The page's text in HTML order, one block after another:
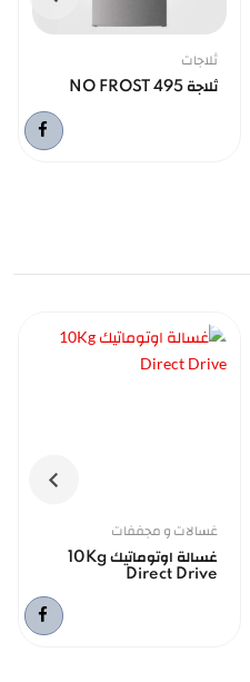
ثلاجات
ثلاجة NO FROST 495
غسالات و مجففات
غسالة اوتوماتيك 10Kg
Direct Drive